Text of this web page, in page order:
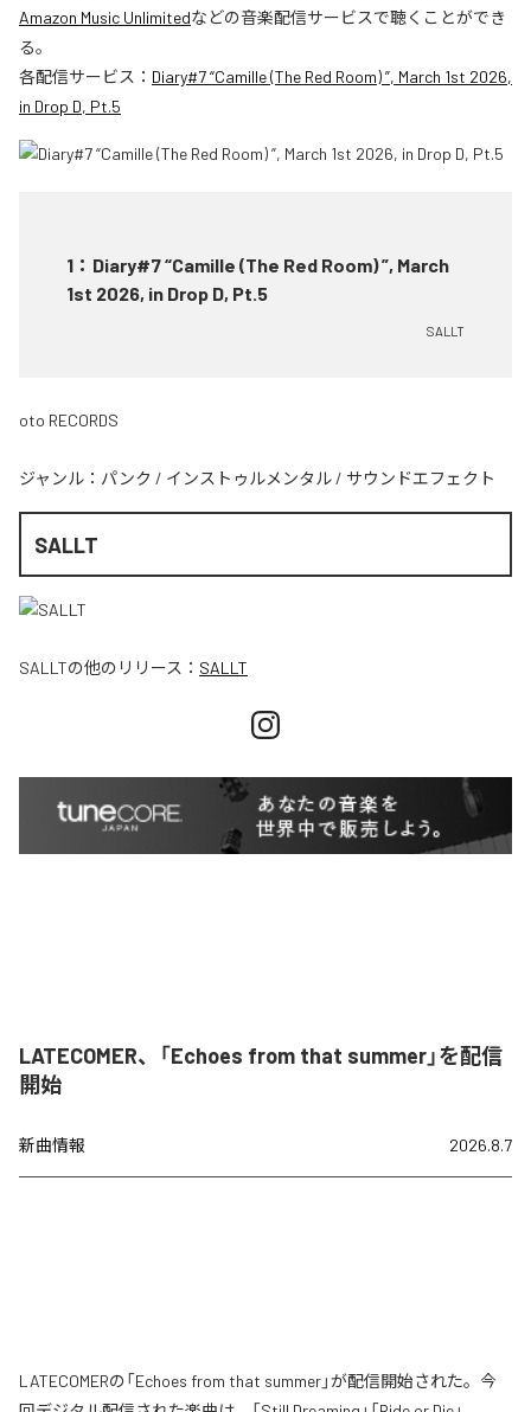
Amazon Music Unlimitedなどの音楽配信サービスで聴くことができ
る。
各配信サービス： Diary#7 “Camille (The Red Room) ”, March 1st 2026,
in Drop D, Pt.5
1 ： Diary#7 “Camille (The Red Room) ”, March
1st 2026, in Drop D, Pt.5
SALLT
oto RECORDS
ジャンル： パンク / インストゥルメンタル / サウンドエフェクト
SALLT
SALLTの他のリリース： SALLT
LATECOMER、「Echoes from that summer」を配信
開始
新曲情報 2026.8.7
LATECOMERの「Echoes from that summer」が配信開始された。今